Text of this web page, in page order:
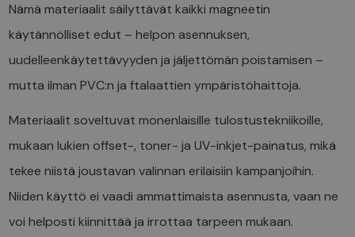
Nämä materiaalit säilyttävät kaikki magneetin
käytännölliset edut – helpon asennuksen,
uudelleenkäytettävyyden ja jäljettömän poistamisen –
mutta ilman PVC:n ja ftalaattien ympäristöhaittoja.
Materiaalit soveltuvat monenlaisille tulostustekniikoille,
mukaan lukien offset-, toner- ja UV-inkjet-painatus, mikä
tekee niistä joustavan valinnan erilaisiin kampanjoihin.
Niiden käyttö ei vaadi ammattimaista asennusta, vaan ne
voi helposti kiinnittää ja irrottaa tarpeen mukaan.